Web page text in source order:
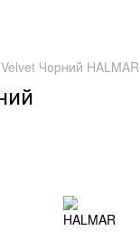
Чорний HALMAR